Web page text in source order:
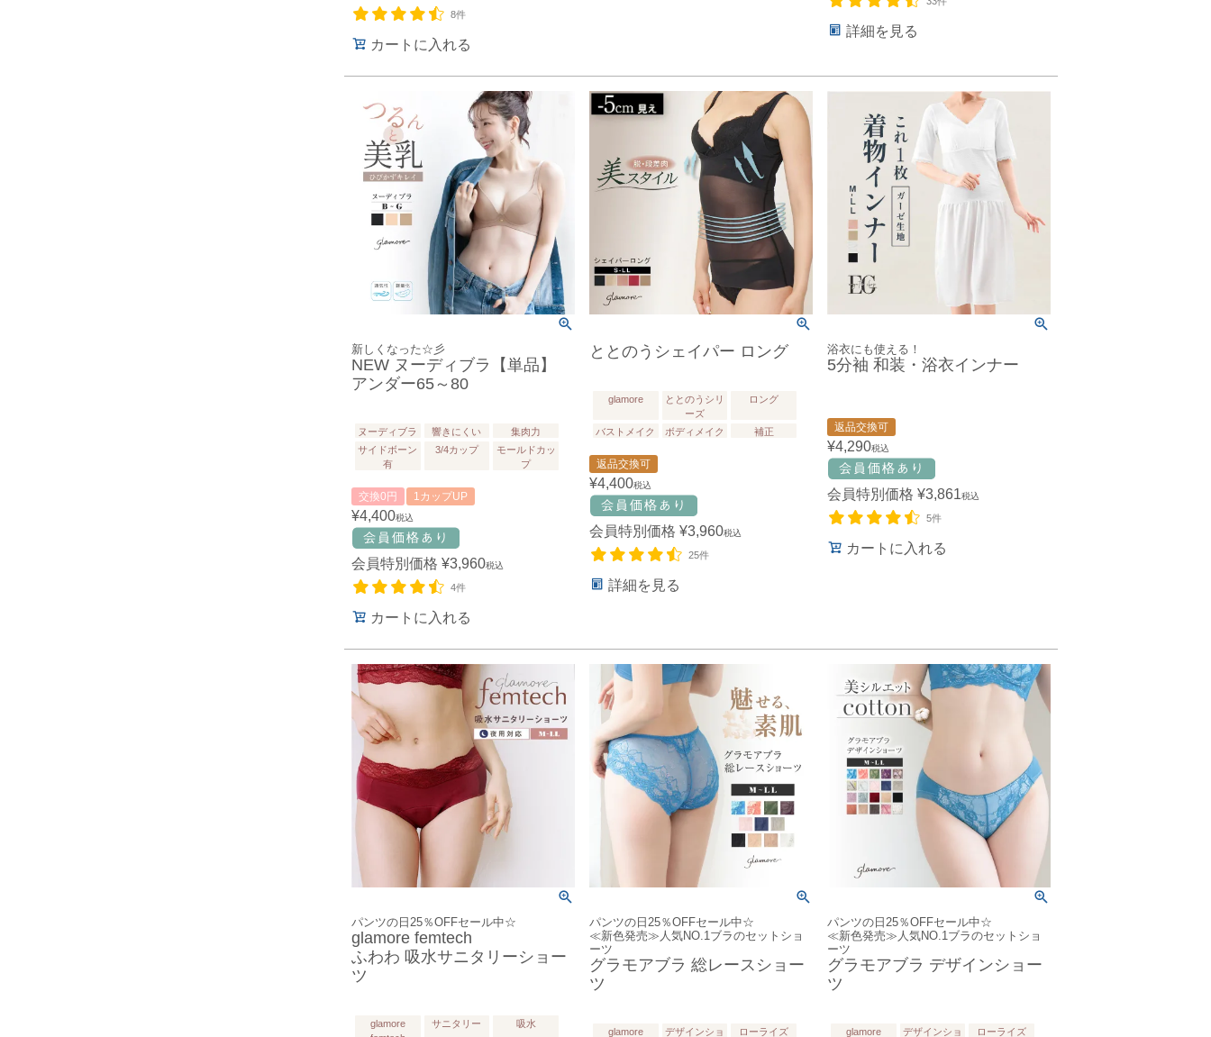
8件
カートに入れる
詳細を見る
新しくなった☆彡
NEW ヌーディブラ【単品】
アンダー65～80
ヌーディブラ 響きにくい
集肉力
サイドボーン
有
3/4カップ
モールドカッ
プ
交換0円 1カップUP
¥4,400税込
会員特別価格 ¥3,960税込
4件
カートに入れる
ととのうシェイパー ロング
glamore
ととのうシリ
ーズ
ロング
バストメイク ボディメイク 補正
返品交換可
¥4,400税込
会員特別価格 ¥3,960税込
25件
詳細を見る
浴衣にも使える！
5分袖 和装・浴衣インナー
返品交換可
¥4,290税込
会員特別価格 ¥3,861税込
5件
カートに入れる
パンツの日25％OFFセール中☆
glamore femtech
ふわわ 吸水サニタリーショー
ツ
glamore
サニタリー 吸水
パンツの日25％OFFセール中☆
≪新色発売≫人気NO.1ブラのセットショ
ーツ
グラモアブラ 総レースショー
ツ
glamore デザインショ ローライズ
パンツの日25％OFFセール中☆
≪新色発売≫人気NO.1ブラのセットショ
ーツ
グラモアブラ デザインショー
ツ
glamore デザインショ ローライズ